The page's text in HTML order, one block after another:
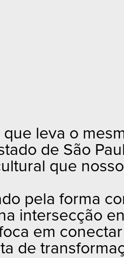
que leva o
de São
que
pela forma
intersecção
em
de